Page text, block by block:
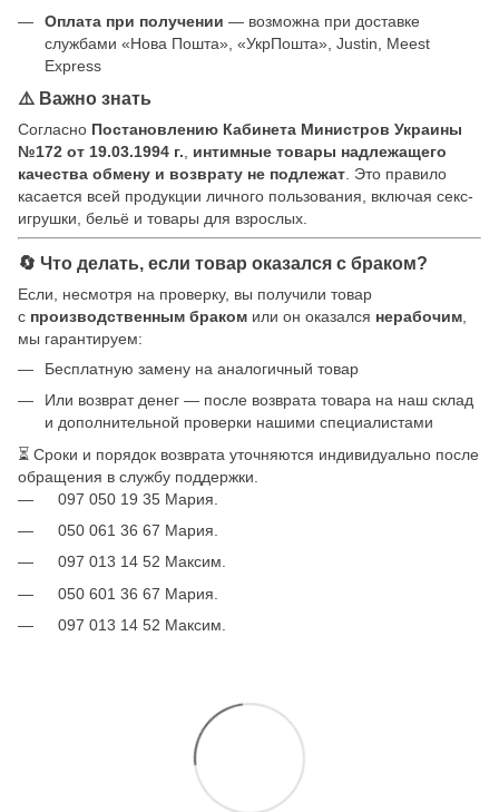
Оплата при получении — возможна при доставке
службами «Нова Пошта», «УкрПошта», Justin, Meest
Express
⚠️ Важно знать
Согласно Постановлению Кабинета Министров Украины
№172 от 19.03.1994 г.
интимные товары надлежащего
качества обмену и возврату не подлежат . Это правило
касается всей продукции личного пользования, включая секс-
игрушки, бельё и товары для взрослых.
🔄 Что делать, если товар оказался с браком?
Если, несмотря на проверку, вы получили товар
с производственным браком или он оказался нерабочим
мы гарантируем:
Бесплатную замену на аналогичный товар
Или возврат денег — после возврата товара на наш склад
и дополнительной проверки нашими специалистами
⏳ Сроки и порядок возврата уточняются индивидуально после
обращения в службу поддержки.
097 050 19 35 Мария.
050 061 36 67 Мария.
097 013 14 52 Максим.
050 601 36 67 Мария.
097 013 14 52 Максим.